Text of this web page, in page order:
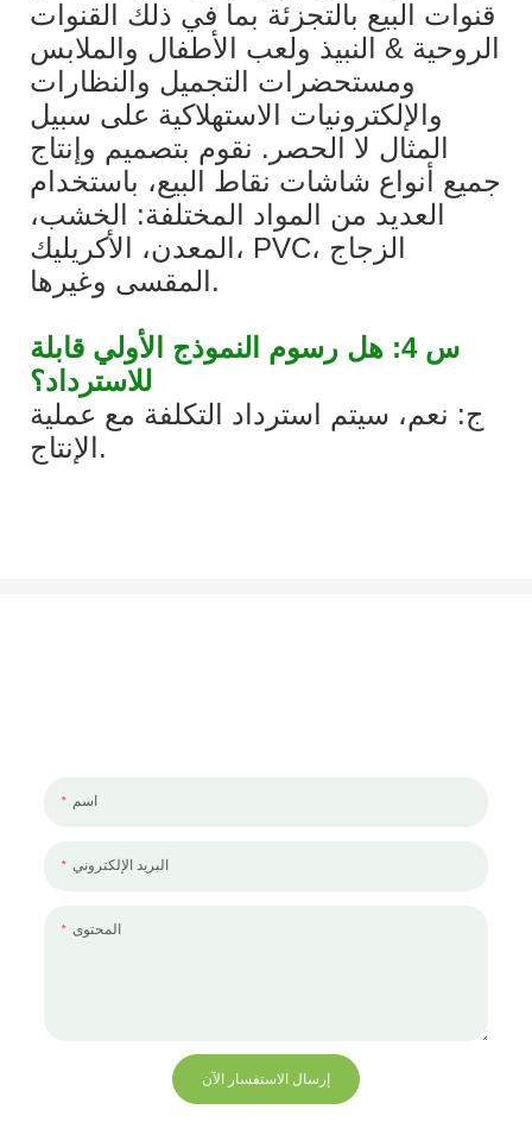
قنوات البيع بالتجزئة بما في ذلك القنوات
الروحية & النبيذ ولعب الأطفال والملابس
ومستحضرات التجميل والنظارات
والإلكترونيات الاستهلاكية على سبيل
المثال لا الحصر. نقوم بتصميم وإنتاج
جميع أنواع شاشات نقاط البيع، باستخدام
العديد من المواد المختلفة: الخشب،
المعدن، الأكريليك، PVC، الزجاج
المقسى وغيرها.
س 4: هل رسوم النموذج الأولي قابلة
للاسترداد؟
ج: نعم، سيتم استرداد التكلفة مع عملية
الإنتاج.
اسم
البريد الإلكتروني
المحتوى
إرسال الاستفسار الآن